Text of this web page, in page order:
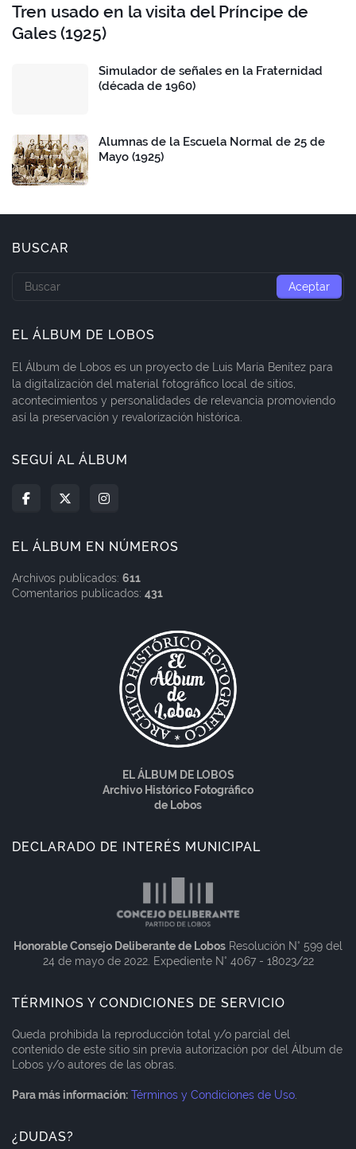
Tren usado en la visita del Príncipe de
Gales (1925)
Simulador de señales en la Fraternidad
(década de 1960)
Alumnas de la Escuela Normal de 25 de
Mayo (1925)
BUSCAR
EL ÁLBUM DE LOBOS
El Álbum de Lobos es un proyecto de Luis María Benítez para
la digitalización del material fotográfico local de sitios,
acontecimientos y personalidades de relevancia promoviendo
así la preservación y revalorización histórica.
SEGUÍ AL ÁLBUM
EL ÁLBUM EN NÚMEROS
Archivos publicados: 611
Comentarios publicados: 431
EL ÁLBUM DE LOBOS
Archivo Histórico Fotográfico
de Lobos
DECLARADO DE INTERÉS MUNICIPAL
Honorable Consejo Deliberante de Lobos Resolución N° 599 del
24 de mayo de 2022. Expediente N° 4067 - 18023/22
TÉRMINOS Y CONDICIONES DE SERVICIO
Queda prohibida la reproducción total y/o parcial del
contenido de este sitio sin previa autorización por del Álbum de
Lobos y/o autores de las obras.
Para más información: Términos y Condiciones de Uso
¿DUDAS?